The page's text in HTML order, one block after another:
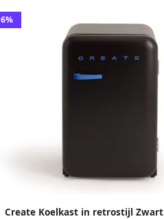
6%
Create Koelkast in retrostijl Zwart